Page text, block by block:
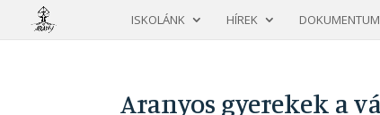
ISKOLÁNK HÍREK
Aranyos gyerekek a